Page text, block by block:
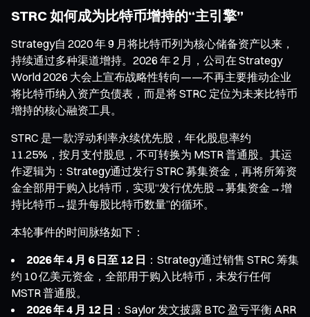
STRC 如何成为比特币增持的“主引擎”
Strategy自 2020 年 9 月将比特币列为核心储备资产以来，
持续通过多种渠道增持。2026 年 2 月，公司在 Strategy
World 2026 大会上宣布战略性转向——不再主要推动企业
将比特币纳入资产负债表，而是将 STRC 定位为未来比特币
增持的核心融资工具。
STRC 是一款浮动利率永续优先股，年化股息率约
11.25%，按月支付股息，不可转换为 MSTR 普通股。其运
作逻辑为：Strategy通过发行 STRC 募集资金，再将所筹资
金全部用于购入比特币，实现“发行优先股→募集资金→增
持比特币→提升每股比特币数量”的循环。
本轮事件的时间脉络如下：
2026 年 4 月 6 日至 12 日 ：Strategy通过销售 STRC 筹集
约 10 亿美元资金，全部用于购入比特币，未发行任何
MSTR 普通股。
2026 年 4 月 12 日 ：Saylor 发文披露 BTC 盈亏平衡 ARR